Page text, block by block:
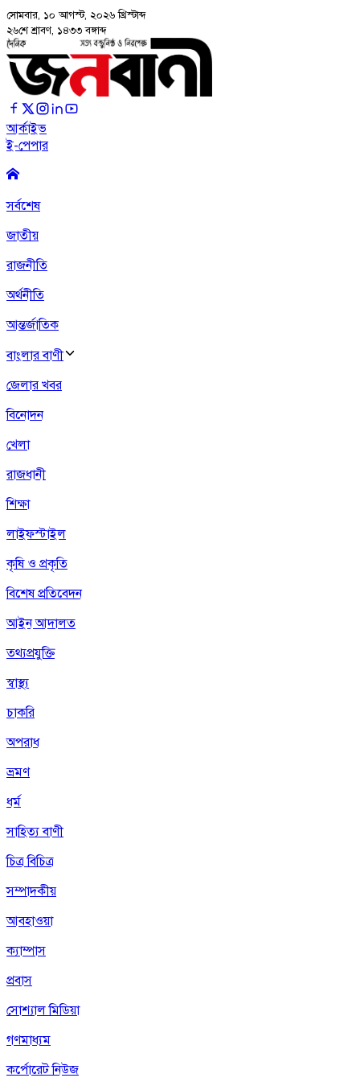
সোমবার, ১০ আগস্ট, ২০২৬ খ্রিস্টাব্দ
২৬শে শ্রাবণ, ১৪৩৩ বঙ্গাব্দ
আর্কাইভ
ই-পেপার
সর্বশেষ
জাতীয়
রাজনীতি
অর্থনীতি
আন্তর্জাতিক
বাংলার বাণী
জেলার খবর
বিনোদন
খেলা
রাজধানী
শিক্ষা
লাইফস্টাইল
কৃষি ও প্রকৃতি
বিশেষ প্রতিবেদন
আইন আদালত
তথ্যপ্রযুক্তি
স্বাস্থ্য
চাকরি
অপরাধ
ভ্রমণ
ধর্ম
সাহিত্য বাণী
চিত্র বিচিত্র
সম্পাদকীয়
আবহাওয়া
ক্যাম্পাস
প্রবাস
সোশ্যাল মিডিয়া
গণমাধ্যম
কর্পোরেট নিউজ